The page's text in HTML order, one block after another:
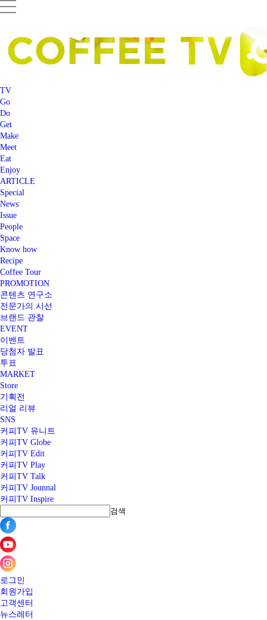
TV
Go
Do
Get
Make
Meet
Eat
Enjoy
ARTICLE
Special
News
Issue
People
Space
Know how
Recipe
Coffee Tour
PROMOTION
콘텐츠 연구소
전문가의 시선
브랜드 관찰
EVENT
이벤트
당첨자 발표
투표
MARKET
Store
기획전
리얼 리뷰
SNS
커피TV 유니트
커피TV Globe
커피TV Edit
커피TV Play
커피TV Talk
커피TV Jounnal
커피TV Inspire
검색
로그인
회원가입
고객센터
뉴스레터